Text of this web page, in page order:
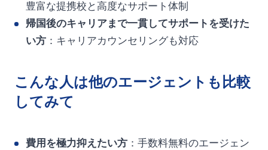
豊富な提携校と高度なサポート体制
帰国後のキャリアまで一貫してサポートを受けた
い方 ：キャリアカウンセリングも対応
こんな人は他のエージェントも比較
してみて
費用を極力抑えたい方 ：手数料無料のエージェン